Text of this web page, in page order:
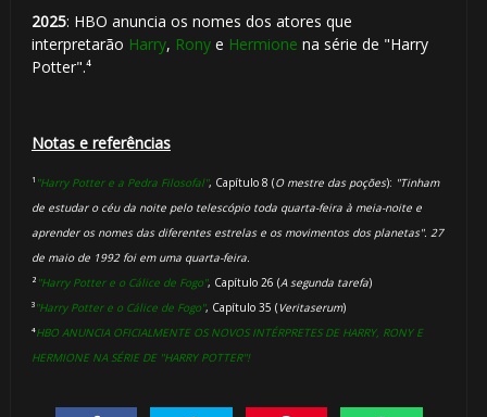
2025: HBO anuncia os nomes dos atores que
interpretarão Harry, Ronye Hermione na série de "Harry
Potter".⁴
Notas e referências
¹ "Harry Potter e a Pedra Filosofal", Capítulo 8 (O mestre das poções): "Tinham
de estudar o céu da noite pelo telescópio toda quarta-feira à meia-noite e
aprender os nomes das diferentes estrelas e os movimentos dos planetas". 27
de maio de 1992 foi em uma quarta-feira.
² "Harry Potter e o Cálice de Fogo", Capítulo 26 (A segunda tarefa)
³"Harry Potter e o Cálice de Fogo", Capítulo 35 (Veritaserum)
⁴HBO ANUNCIA OFICIALMENTE OS NOVOS INTÉRPRETES DE HARRY, RONY E
HERMIONE NA SÉRIE DE "HARRY POTTER"!
🎈